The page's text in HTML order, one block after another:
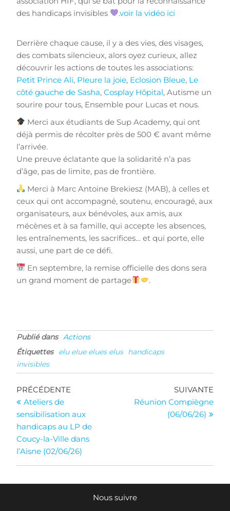
des handicaps invisibles
.voir la vidéo ici
Derrière chaque cause, il y a des vies, des visages,
des combats silencieux, alors oyez curieux, allez
découvrir les actions de toutes les associations:
Petit Prince Ali, Pleure la joie, Eclosion Bleue, Le
côté gauche de Sasha, Cosplay Hôpital, Autisme un
sourire pour tous, Ensemble pour Lucas et nous.
Merci aux étudiants de Sup Academy, qui ont
déjà permis de récolter près de 500 € avant même
l’arrivée.
Une preuve éclatante que la solidarité n’a pas
d’âge, pas de limite, pas de frontière.
Merci à Marc Antoine Brekiesz (MAB), à celles et
ceux qui ont accompagné, soutenu, encouragé, aux
organisateurs, aux bénévoles, aux amis, aux
mécènes et à sa famille, qui accepte les absences,
les entraînements, les sacrifices… et qui porte, elle
aussi, une part de ce défi.
En septembre, la remise officielle des dons sera
un grand moment de partage
.
Publié dans Actions
Étiquettes
elu elue elues elus handicaps
invisibles
Navigation
de
l’article
Article
précédent
PRÉCÉDENTE
Ateliers de
sensibilisation aux
handicaps au LP de
Coucy-la-Ville dans
l’Aisne (02/06/26)
SUIVANTE
Réunion Compiègne
(06/06/26)
Nous suivre